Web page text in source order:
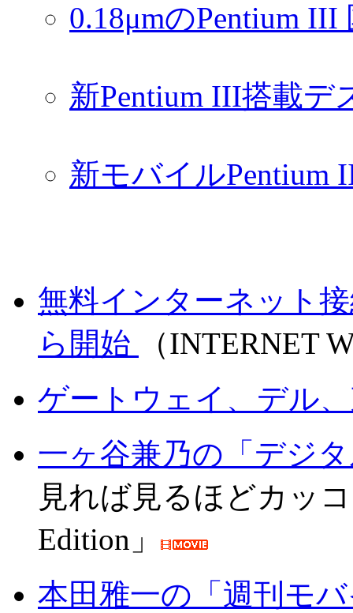
0.18μmのPentium
新Pentium III搭載デ
新モバイルPentium
無料インターネット
ら開始
（INTERNET
ゲートウェイ、デル
一ヶ谷兼乃の「デジ
見れば見るほどカッ
Edition」
本田雅一の「週刊モ